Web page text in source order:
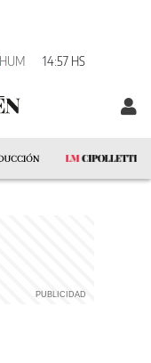
HUM 14:57 HS